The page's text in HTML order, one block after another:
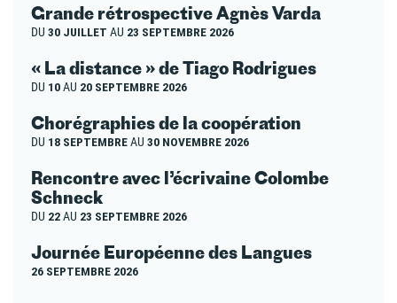
Grande rétrospective Agnès Varda
DU 30 JUILLET AU 23 SEPTEMBRE 2026
« La distance » de Tiago Rodrigues
DU 10AU 20 SEPTEMBRE 2026
Chorégraphies de la coopération
DU 18 SEPTEMBREAU 30 NOVEMBRE 2026
Rencontre avec l’écrivaine Colombe
Schneck
DU 22AU 23 SEPTEMBRE 2026
Journée Européenne des Langues
26 SEPTEMBRE 2026